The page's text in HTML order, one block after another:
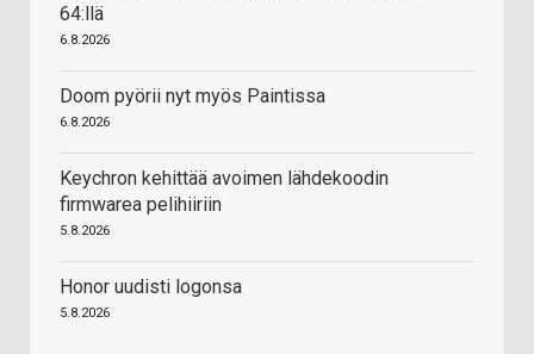
64:llä
6.8.2026
Doom pyörii nyt myös Paintissa
6.8.2026
Keychron kehittää avoimen lähdekoodin
firmwarea pelihiiriin
5.8.2026
Honor uudisti logonsa
5.8.2026